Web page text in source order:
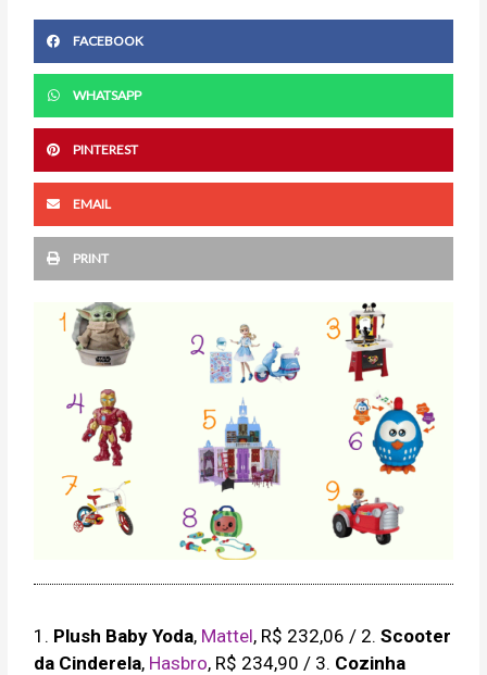
FACEBOOK
WHATSAPP
PINTEREST
EMAIL
PRINT
1. Plush Baby Yoda, Mattel, R$ 232,06 / 2.Scooter
da Cinderela, Hasbro, R$ 234,90 / 3. Cozinha